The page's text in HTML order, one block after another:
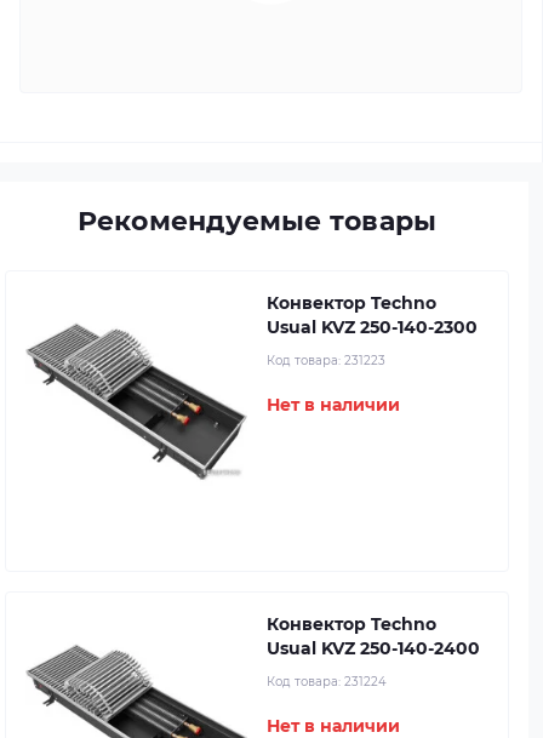
Рекомендуемые товары
Конвектор Techno
Usual KVZ 250-140-2300
Код товара: 231223
Нет в наличии
Конвектор Techno
Usual KVZ 250-140-2400
Код товара: 231224
Нет в наличии